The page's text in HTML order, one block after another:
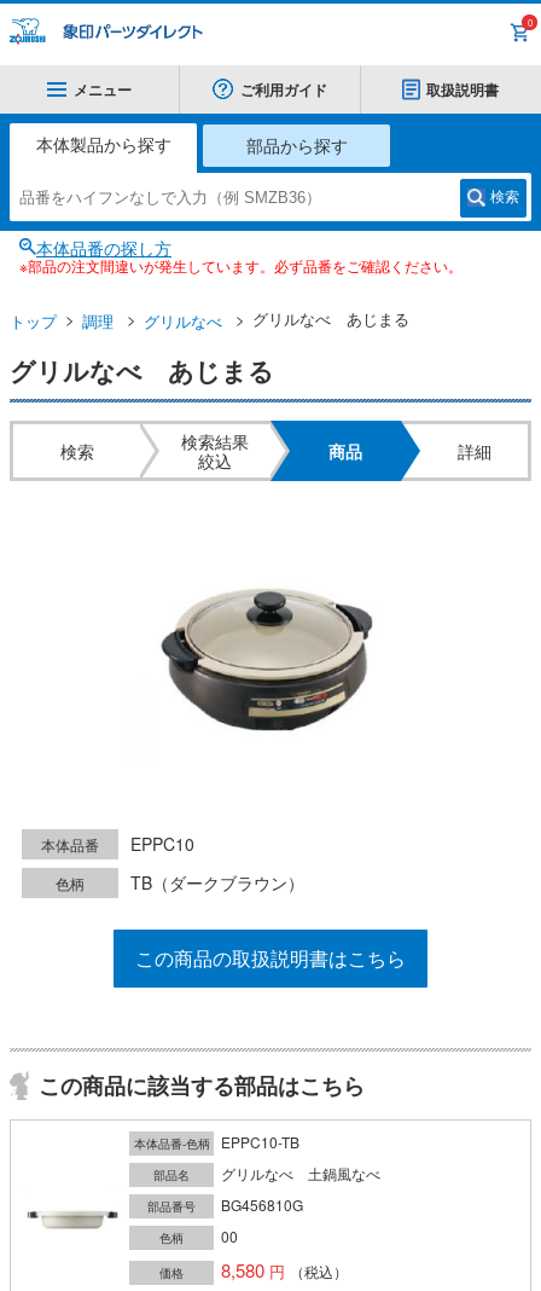
0
メニュー ご利用ガイド 取扱説明書
本体製品から探す 部品から探す
検索
本体品番の探し方
※部品の注文間違いが発生しています。必ず品番をご確認ください。
トップ 調理 グリルなべ グリルなべ あじまる
グリルなべ あじまる
検索
検索結果
絞込
商品 詳細
本体品番 EPPC10
色柄 TB（ダークブラウン）
この商品の取扱説明書はこちら
この商品に該当する部品はこちら
本体品番-色柄 EPPC10-TB
部品名 グリルなべ 土鍋風なべ
部品番号 BG456810G
色柄 00
価格 8,580
（税込）